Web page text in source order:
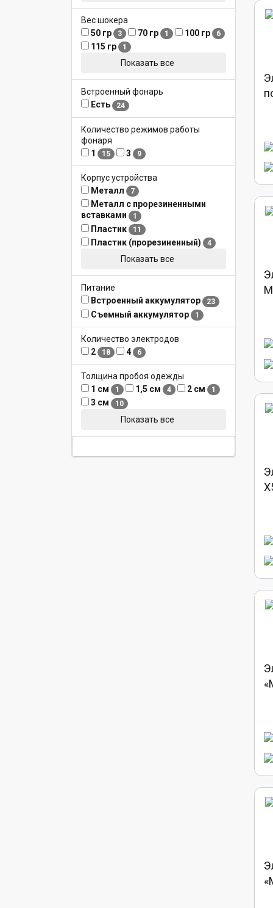
Вес шокера
50 гр
3 70 гр 1 100 гр 6
115 гр 1
Показать все
Встроенный фонарь
Есть
24
Количество режимов работы
фонаря
1
15 3 9
Корпус устройства
Металл
7
Металл с прорезиненными
вставками
1
Пластик 11
Пластик (прорезиненный) 4
Показать все
Питание
Встроенный аккумулятор
23
Съемный аккумулятор 1
Количество электродов
2
18 4 6
Толщина пробоя одежды
1 см
1 1,5 см 4 2 см 1
3 см 10
Показать все